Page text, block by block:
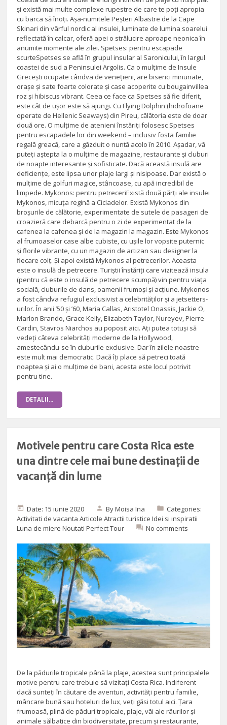
și există mai multe complexe rupestre de care te poți apropia
cu barca să înoți. Așa-numitele Peșteri Albastre de la Cape
Skinari din vârful nordic al insulei, luminate de lumina soarelui
reflectată în calcar, oferă apei o strălucire aproape neonica în
anumite momente ale zilei. Spetses: pentru escapade
scurteSpetses se află în grupul insular al Saronicului, în largul
coastei de sud a Peninsulei Argolis. Ca o mulțime de Insule
Grecești ocupate cândva de venețieni, are biserici minunate,
orașe și sate foarte colorate și case acoperite cu bougainvillea
roz și hibiscus vibrant. Ceea ce face ca Spetses să fie diferit,
este cât de ușor este să ajungi. Cu Flying Dolphin (hidrofoane
operate de Hellenic Seaways) din Pireu, călătoria este de doar
două ore. O mulțime de atenieni înstăriți folosesc Spetses
pentru escapadele lor din weekend – inclusiv fosta familie
regală greacă, care a găzduit o nuntă acolo în 2010. Așadar, vă
puteți aștepta la o mulțime de magazine, restaurante și cluburi
de noapte interesante și sofisticate. Dacă această insulă are
deficiențe, este lipsa unor plaje largi și nisipoase. Dar există o
mulțime de golfuri magice, stâncoase, cu apă incredibil de
limpede. Mykonos: pentru petreceriExistă două părți ale insulei
Mykonos, micuța regină a Cicladelor. Există Mykonos din
broșurile de călătorie, experimentate de sutele de pasageri de
croazieră care debarcă pentru o zi de experimentat de la
cafenea la cafenea și de la magazin la magazin. Este Mykonos
al frumoaselor case albe cubiste, cu ușile lor vopsite puternic
și florile vibrante, cu un magazin de artizan sau designer la
fiecare colț. Și apoi există Mykonos al petrecerilor. Aceasta
este o insulă de petrecere. Turiștii înstăriți care vizitează insula
(pentru că este o insulă de petrecere scumpă) vin pentru viața
socială, cluburile de dans, oamenii frumoși și acțiune. Mykonos
a fost cândva refugiul exclusivist a celebrităților și a jetsetters-
urilor. În anii ’50 și ’60, Maria Callas, Aristotel Onassis, Jackie O,
Marlon Brando, Grace Kelly, Elizabeth Taylor, Nureyev, Pierre
Cardin, Stavros Niarchos au poposit aici. Ați putea totuși să
vedeți câteva celebrități moderne de la Hollywood,
amestecându-se în cluburile exclusive. Dar în zilele noastre
este mult mai democratic. Dacă îți place să petreci toată
noaptea și ai o mulțime de bani, acesta este locul potrivit
pentru tine.
DETALII...
Motivele pentru care Costa Rica este
una dintre cele mai bune destinații de
vacanță din lume
Date: 15 iunie 2020 ByMoisa Ina
Categories:
Activitati de vacanta Articole Atractii turistice Idei si inspiratii
Luna de miere Noutati Perfect Tour No comments
De la pădurile tropicale până la plaje, acestea sunt principalele
motive pentru care trebuie să vizitați Costa Rica. Indiferent
dacă sunteți în căutare de aventuri, activități pentru familie,
mâncare bună sau hoteluri de lux, veți găsi totul aici. Țara
frumoasă, plină de păduri tropicale, plaje, văi ale râurilor și
animale sălbatice din biodiversitate, precum și restaurante,